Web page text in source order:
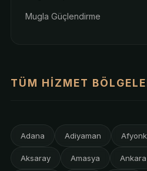
Mugla Güçlendirme
TÜM HIZMET
Adana Adiyaman
Aksaray Amasya Ankara